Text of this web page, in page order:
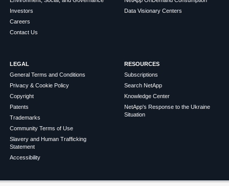
Investors
Careers
Contact Us
Data Visionary Centers
LEGAL
General Terms and Conditions
Privacy & Cookie Policy
Copyright
Patents
Trademarks
Community Terms of Use
Slavery and Human Trafficking
Statement
Accessibility
RESOURCES
Subscriptions
Search NetApp
Knowledge Center
NetApp's Response to the Ukraine
Situation